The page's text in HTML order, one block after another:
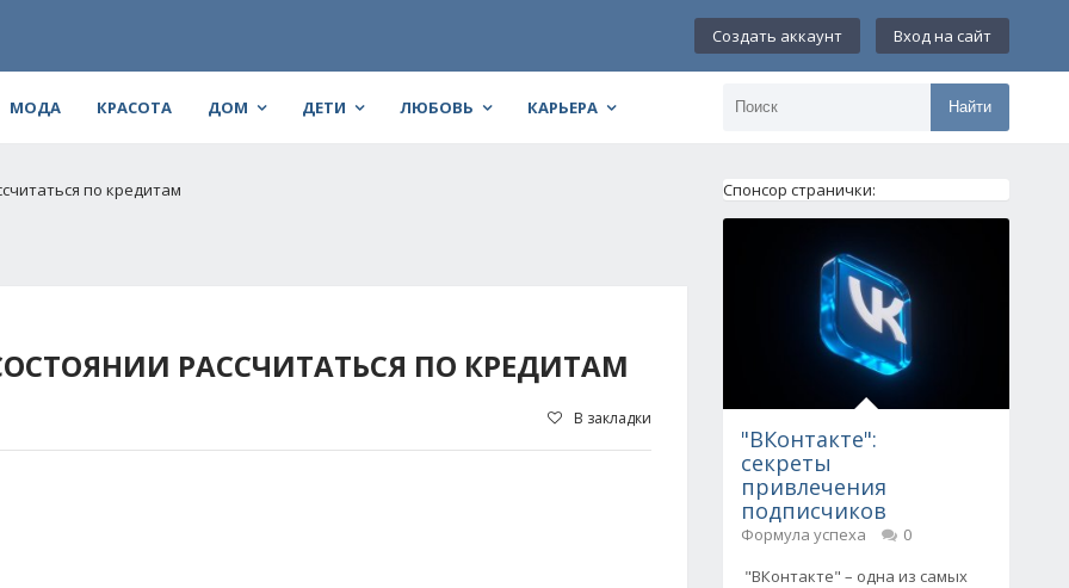
Создать аккаунт Вход на сайт
МОДА КРАСОТА ДОМ ДЕТИ ЛЮБОВЬ КАРЬЕРА Найти
по кредитам
РАССЧИТАТЬСЯ ПО КРЕДИТАМ
В закладки
Спонсор странички:
"ВКонтакте":
секреты
привлечения
подписчиков
Формула успеха
0
"ВКонтакте" – одна из самых